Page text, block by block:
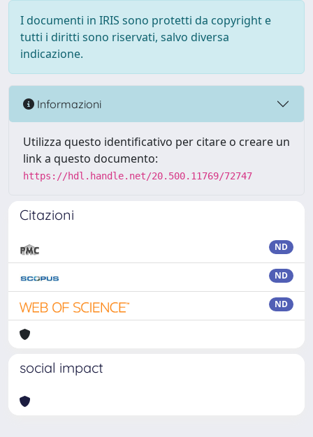
I documenti in IRIS sono protetti da copyright e
tutti i diritti sono riservati, salvo diversa
indicazione.
Informazioni
Utilizza questo identificativo per citare o creare un
link a questo documento:
https://hdl.handle.net/20.500.11769/72747
Citazioni
ND
ND
ND
social impact